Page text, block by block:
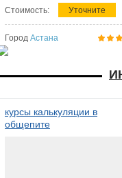
Стоимость: Уточните
Город Астана
курсы калькуляции в
общепите